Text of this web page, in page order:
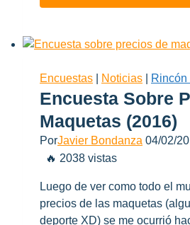
Encuestas Noticias Rincón
Encuesta Sobre
Maquetas (2016)
PorJavier Bondanza 04/02/
🔥 2038 vistas
Luego de ver como todo el
precios de las maquetas
deporte XD) se me ocurrió